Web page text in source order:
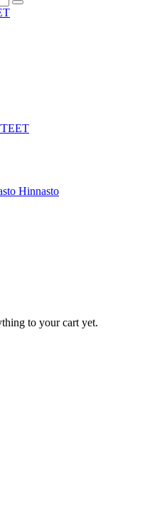
Hinnasto
to your cart yet.